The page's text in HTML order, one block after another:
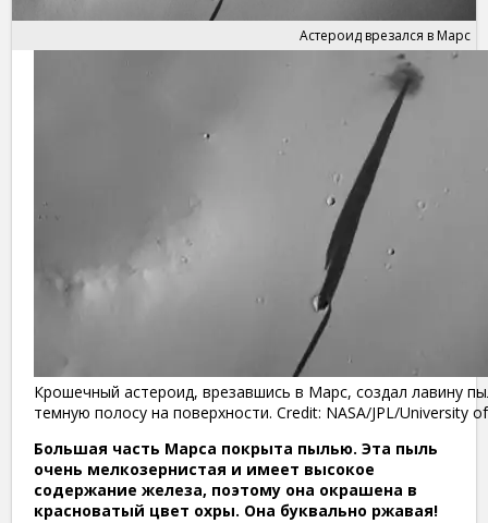
Астероид врезался в Марс
Крошечный астероид, врезавшись в Марс, создал лавину
темную полосу на поверхности. Credit: NASA/JPL/University
Большая часть Марса покрыта пылью. Эта пыль
очень мелкозернистая и имеет высокое
содержание железа, поэтому она окрашена в
красноватый цвет охры. Она буквально ржавая!